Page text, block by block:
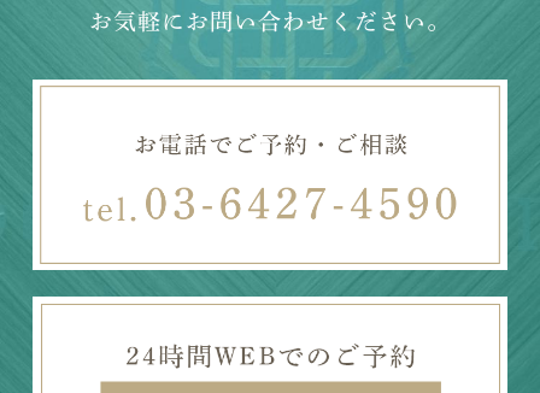
お気軽にお問い合わせください。